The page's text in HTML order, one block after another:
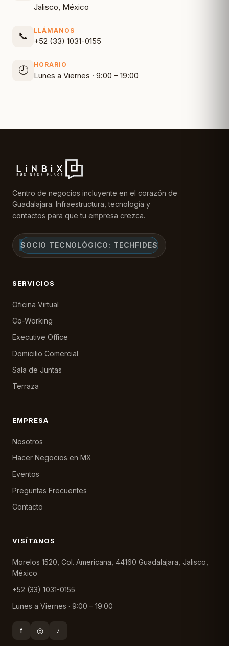
Jalisco, México
📞 LLÁMANOS
+52 (33) 1031-0155
🕘 HORARIO
Lunes a Viernes · 9:00 – 19:00
Centro de negocios incluyente en el corazón de
Guadalajara. Infraestructura, tecnología y
contactos para que tu empresa crezca.
SOCIO TECNOLÓGICO: TECHFIDES
SERVICIOS
Oficina Virtual
Co-Working
Executive Office
Domicilio Comercial
Sala de Juntas
Terraza
EMPRESA
Nosotros
Hacer Negocios en MX
Eventos
Preguntas Frecuentes
Contacto
VISÍTANOS
Morelos 1520, Col. Americana, 44160 Guadalajara, Jalisco,
México
+52 (33) 1031-0155
Lunes a Viernes · 9:00 – 19:00
f ◎ ♪